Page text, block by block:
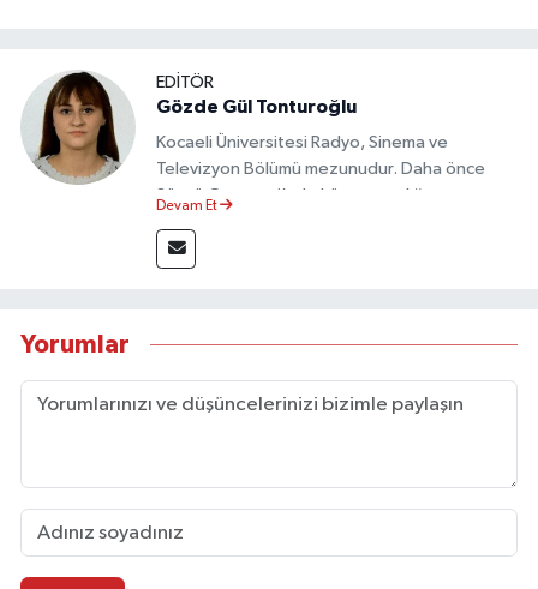
EDİTÖR
Gözde Gül Tonturoğlu
Kocaeli Üniversitesi Radyo, Sinema ve
Televizyon Bölümü mezunudur. Daha önce
Sözcü Gazetesi’nde köşe yazarlığı yapmış ve
Devam Et
Yorumlar